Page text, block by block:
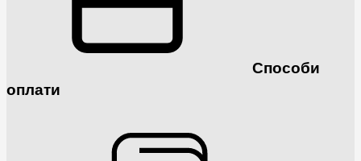
Способи
оплати